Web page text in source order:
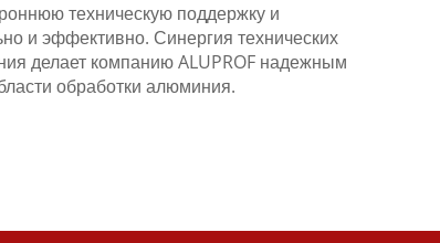
техническую поддержку и
и эффективно. Синергия технических
делает компанию ALUPROF надежным
обработки алюминия.